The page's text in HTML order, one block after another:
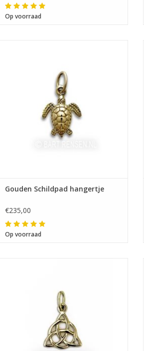
Op voorraad
Gouden Schildpad hangertje
€235,00
Op voorraad
drievoudige Godin, en de heilige drie-
eenheid.